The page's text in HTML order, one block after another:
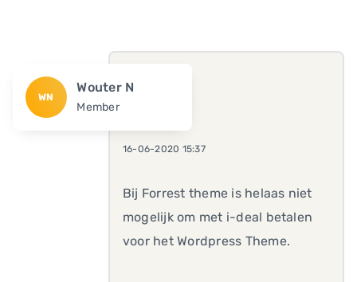
WN
Wouter N
Member
16-06-2020 15:37
Bij Forrest theme is helaas niet
mogelijk om met i-deal betalen
voor het Wordpress Theme.